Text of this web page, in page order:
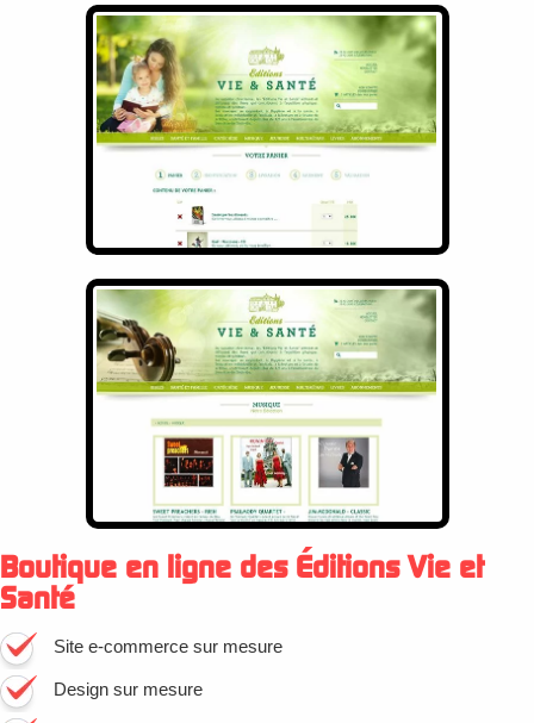
Boutique en ligne des Éditions Vie et
Santé
Site e-commerce sur mesure
Design sur mesure